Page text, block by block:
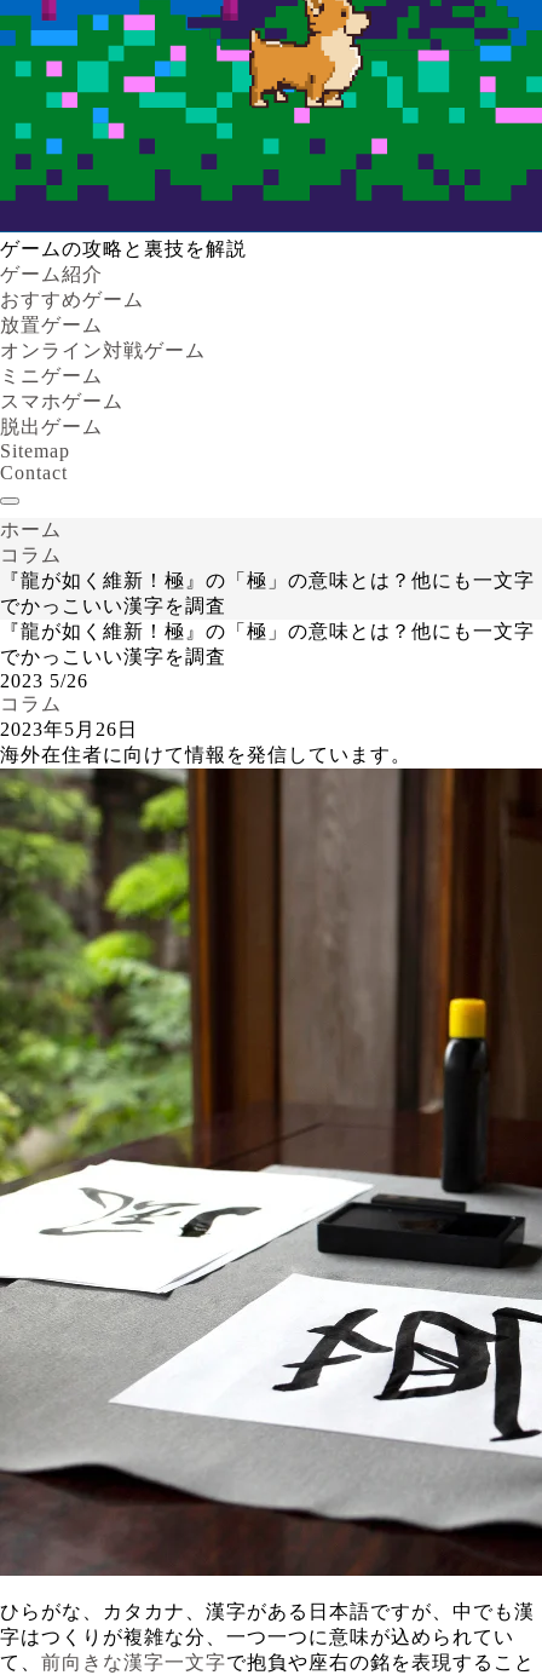
ゲームの攻略と裏技を解説
ゲーム紹介
おすすめゲーム
放置ゲーム
オンライン対戦ゲーム
ミニゲーム
スマホゲーム
脱出ゲーム
Sitemap
Contact
ホーム
コラム
『龍が如く維新！極』の「極」の意味とは？他にも一文字
でかっこいい漢字を調査
『龍が如く維新！極』の「極」の意味とは？他にも一文字
でかっこいい漢字を調査
2023 5/26
コラム
2023年5月26日
海外在住者に向けて情報を発信しています。
ひらがな、カタカナ、漢字がある日本語ですが、中でも漢
字はつくりが複雑な分、一つ一つに意味が込められてい
て、 前向きな漢字一文字で抱負や座右の銘を表現すること